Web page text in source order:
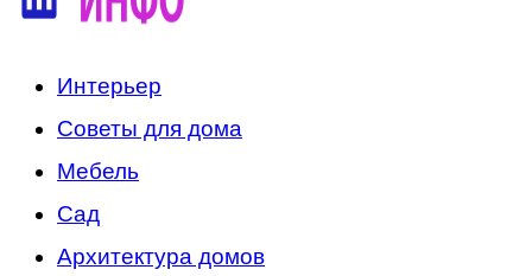
Интерьер
Советы для дома
Мебель
Сад
Архитектура домов